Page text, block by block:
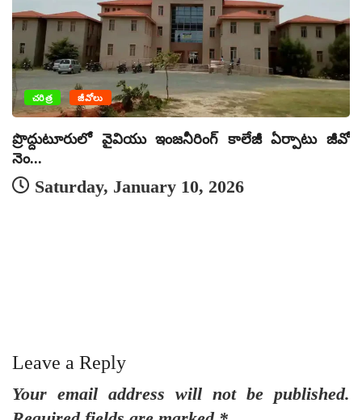
చరిత్ర జీవోలు
ప్రొద్దుటూరులో వైవియు ఇంజనీరింగ్ కాలేజీ ఏర్పాటు జీవో
నెం...
Saturday, January 10, 2026
Leave a Reply
Your email address will not be published.